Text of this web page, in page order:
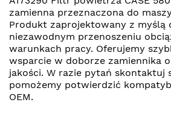
zamienna przeznaczona do
Produkt zaprojektowany z myślą
niezawodnym przenoszeniu
warunkach pracy. Oferujemy
wsparcie w doborze zamiennika
jakości. W razie pytań skontaktuj
pomożemy potwierdzić
OEM.